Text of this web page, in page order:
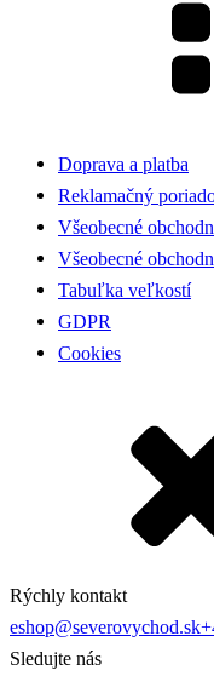
Doprava a platba
Reklamačný
Všeobecné
Všeobecné
Tabuľka veľkostí
GDPR
Cookies
Rýchly kontakt
eshop@severovychod.sk
Sledujte nás